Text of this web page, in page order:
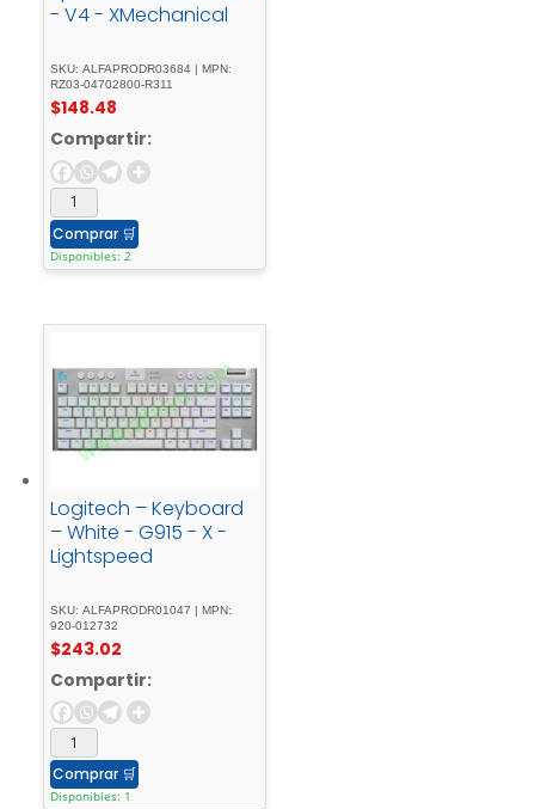
- V4 - XMechanical
SKU: ALFAPRODR03684 | MPN:
RZ03-04702800-R311
$148.48
Compartir:
Comprar 🛒
Disponibles: 2
Logitech – Keyboard
– White - G915 - X -
Lightspeed
SKU: ALFAPRODR01047 | MPN:
920-012732
$243.02
Compartir:
Comprar 🛒
Disponibles: 1